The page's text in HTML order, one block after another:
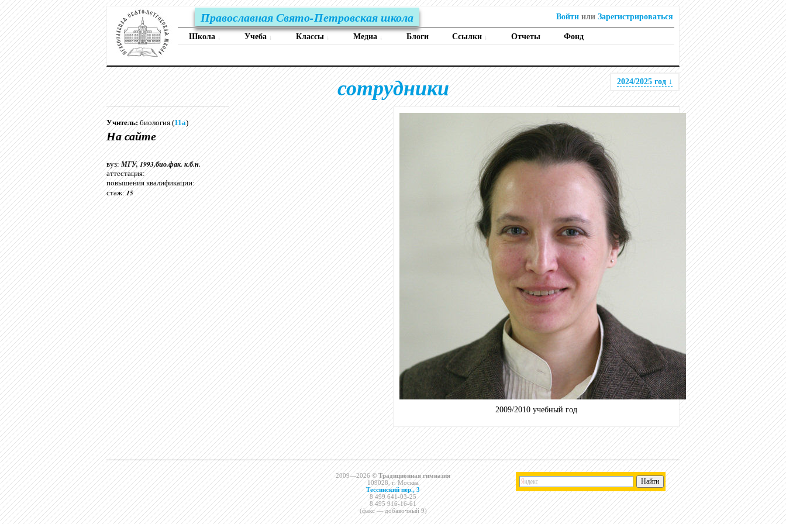
Православная Свято-Петровская школа
Школа ↓ Учеба ↓ Классы ↓ Медиа ↓ Блоги Ссылки ↓ Отчеты Фонд
Войти или Зарегистрироваться
2024/2025 год ↓
сотрудники
2009/2010 учебный год
Учитель:биология (11а)
На сайте
вуз:МГУ, 1993,био.фак. к.б.н.
аттестация:
повышения квалификации:
стаж:15
2009—2026 ©Традиционная гимназия
109028, г. Москва
Тессинский пер., 3
8 499 641-03-25
8 495 916-16-61
(факс — добавочный 9)